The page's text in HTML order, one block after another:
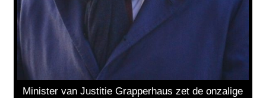
Minister van Justitie Grapperhaus zet de onzalige